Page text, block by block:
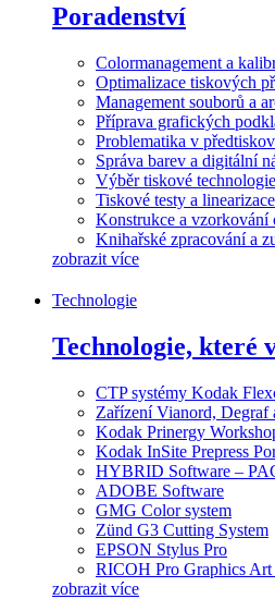
Poradenství
Colormanagement a
Optimalizace tiskových
Management souborů a
Příprava grafických
Problematika v
Správa barev a digitální
Výběr tiskové technologie
Tiskové testy a linearizace
Konstrukce a vzorkování
Knihařské zpracování a
zobrazit více
Technologie
Technologie, které
CTP systémy Kodak
Zařízení Vianord, Degraf
Kodak Prinergy
Kodak InSite Prepress
HYBRID Software –
ADOBE Software
GMG Color system
Zünd G3 Cutting System
EPSON Stylus Pro
RICOH Pro Graphics
zobrazit více